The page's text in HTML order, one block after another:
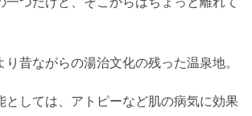
昔ながらの湯治文化の残った温泉地。
としては、アトピーなど肌の病気に効果